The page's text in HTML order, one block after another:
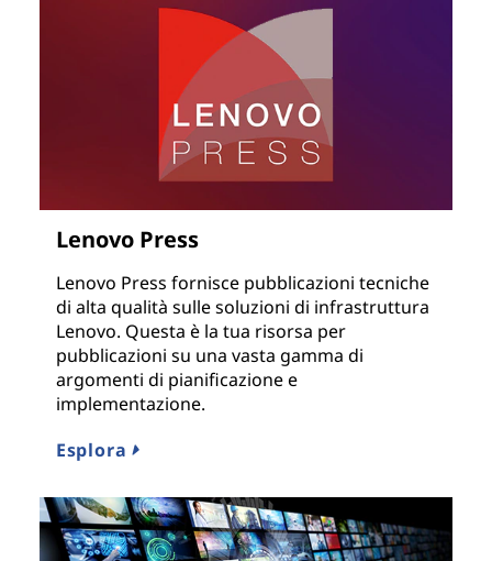
Lenovo Press
Lenovo Press fornisce pubblicazioni tecniche
di alta qualità sulle soluzioni di infrastruttura
Lenovo. Questa è la tua risorsa per
pubblicazioni su una vasta gamma di
argomenti di pianificazione e
implementazione.
Esplora